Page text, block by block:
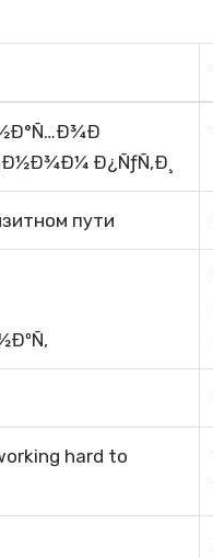
Ð¿ÑƒÑ‚Ð¸
пути
hard to